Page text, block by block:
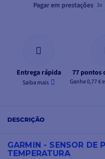
Pagar em prestações 3x
Entrega rápida
Saiba mais
77 pontos
Ganhe 0,77 €
DESCRIÇÃO
GARMIN - SENSOR DE
TEMPERATURA